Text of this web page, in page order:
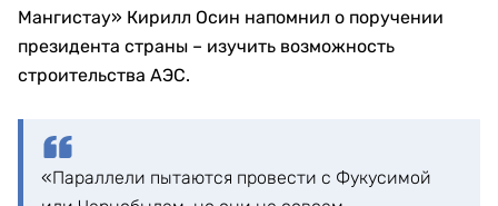
Мангистау» Кирилл Осин напомнил о поручении
президента страны – изучить возможность
строительства АЭС.
«Параллели пытаются провести с Фукусимой